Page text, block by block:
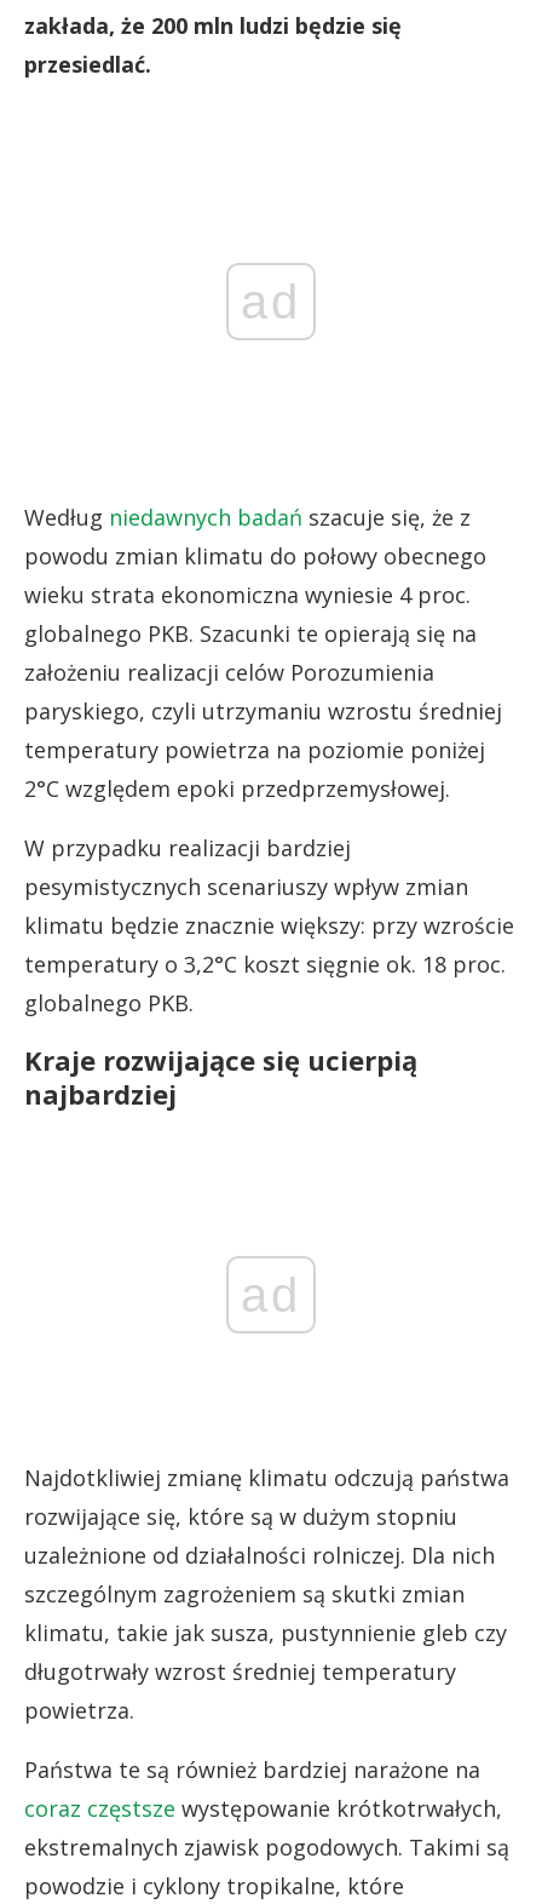
zakłada, że 200 mln ludzi będzie się
przesiedlać.
ad
Według niedawnych badań szacuje się, że z
powodu zmian klimatu do połowy obecnego
wieku strata ekonomiczna wyniesie 4 proc.
globalnego PKB. Szacunki te opierają się na
założeniu realizacji celów Porozumienia
paryskiego, czyli utrzymaniu wzrostu średniej
temperatury powietrza na poziomie poniżej
2°C względem epoki przedprzemysłowej.
W przypadku realizacji bardziej
pesymistycznych scenariuszy wpływ zmian
klimatu będzie znacznie większy: przy wzroście
temperatury o 3,2°C koszt sięgnie ok. 18 proc.
globalnego PKB.
Kraje rozwijające się ucierpią
najbardziej
ad
Najdotkliwiej zmianę klimatu odczują państwa
rozwijające się, które są w dużym stopniu
uzależnione od działalności rolniczej. Dla nich
szczególnym zagrożeniem są skutki zmian
klimatu, takie jak susza, pustynnienie gleb czy
długotrwały wzrost średniej temperatury
powietrza.
Państwa te są również bardziej narażone na
coraz częstsze występowanie krótkotrwałych,
ekstremalnych zjawisk pogodowych. Takimi są
powodzie i cyklony tropikalne, które